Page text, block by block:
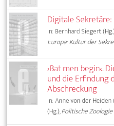
Digitale Sekretäre:
In: Bernhard Siegert
Europa: Kultur der
›Bat men begin‹.
und die Erfindung
Abschreckung
In: Anne von der Heiden
(Hg.),Politische Zoologie